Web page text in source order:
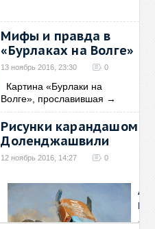
Мифы и правда в
«Бурлаках на Волге»
13 ноябрь 2016, 23:30 0
Картина «Бурлаки на
Волге», прославившая →
Рисунки карандашом
Доленджашвили
12 ноябрь 2016, 14:27 0